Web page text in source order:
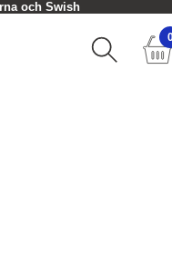
och Swish